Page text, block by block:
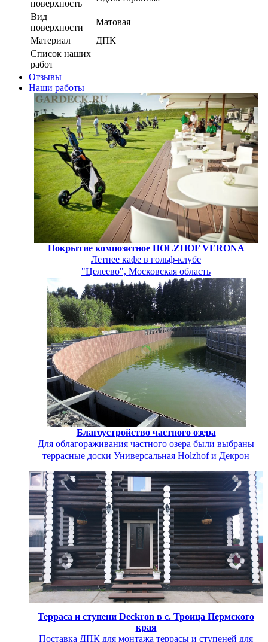
поверхность
Вид
поверхности
Матовая
Материал
ДПК
Список наших
работ
Отзывы
Наши работы
Покрытие композитное HOLZHOF VERONA
Летнее кафе в гольф-клубе
"Целеево", Московская область
Благоустройство частного озера
Для облагораживания частного озера были выбраны
террасные доски Универсальная Holzhof и Декрон
Терраса и ступени Deckron в с. Троица Пермского
края
Поставка ДПК для монтажа террасы и ступеней для